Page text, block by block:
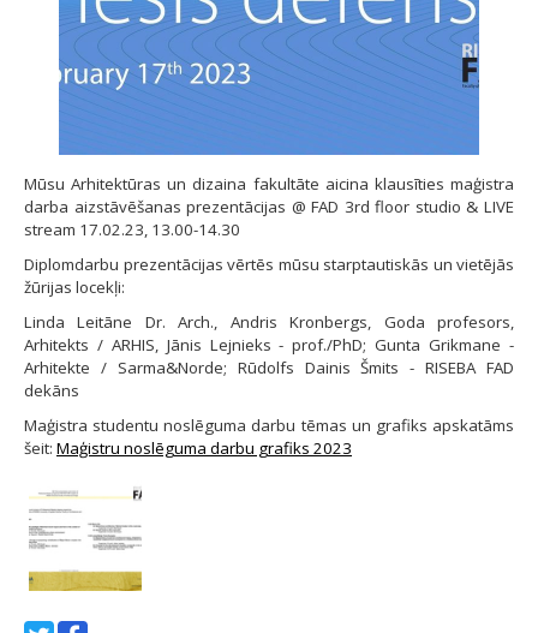
Mūsu Arhitektūras un dizaina fakultāte aicina klausīties maģistra
darba aizstāvēšanas prezentācijas @ FAD 3rd floor studio & LIVE
stream 17.02.23, 13.00-14.30
Diplomdarbu prezentācijas vērtēs mūsu starptautiskās un vietējās
žūrijas locekļi:
Linda Leitāne Dr. Arch., Andris Kronbergs, Goda profesors,
Arhitekts / ARHIS, Jānis Lejnieks - prof./PhD; Gunta Grikmane -
Arhitekte / Sarma&Norde; Rūdolfs Dainis Šmits - RISEBA FAD
dekāns
Maģistra studentu noslēguma darbu tēmas un grafiks apskatāms
šeit: Maģistru noslēguma darbu grafiks 2023